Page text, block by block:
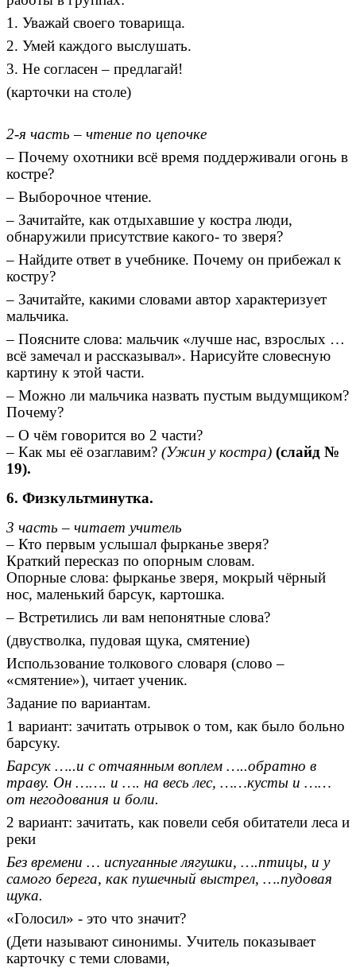
1. Уважай своего товарища.
2. Умей каждого выслушать.
3. Не согласен – предлагай!
(карточки на столе)
2-я часть – чтение по цепочке
– Почему охотники всё время поддерживали огонь в
костре?
– Выборочное чтение.
– Зачитайте, как отдыхавшие у костра люди,
обнаружили присутствие какого- то зверя?
– Найдите ответ в учебнике. Почему он прибежал к
костру?
– Зачитайте, какими словами автор характеризует
мальчика.
– Поясните слова: мальчик «лучше нас, взрослых …
всё замечал и рассказывал». Нарисуйте словесную
картину к этой части.
– Можно ли мальчика назвать пустым выдумщиком?
Почему?
– О чём говорится во 2 части?
– Как мы её озаглавим? (Ужин у костра) (слайд №
19).
6. Физкультминутка.
3 часть – читает учитель
– Кто первым услышал фырканье зверя?
Краткий пересказ по опорным словам.
Опорные слова: фырканье зверя, мокрый чёрный
нос, маленький барсук, картошка.
– Встретились ли вам непонятные слова?
(двустволка, пудовая щука, смятение)
Использование толкового словаря (слово –
«смятение»), читает ученик.
Задание по вариантам.
1 вариант: зачитать отрывок о том, как было больно
барсуку.
Барсук …..и с отчаянным воплем …..обратно в
траву. Он ……. и …. на весь лес, ……кусты и ……
от негодования и боли.
2 вариант: зачитать, как повели себя обитатели леса и
реки
Без времени … испуганные лягушки, ….птицы, и у
самого берега, как пушечный выстрел, ….пудовая
щука.
«Голосил» - это что значит?
(Дети называют синонимы. Учитель показывает
карточку с теми словами,